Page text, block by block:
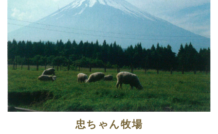
忠ちゃん牧場